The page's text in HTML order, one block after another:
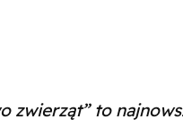
zwierząt” to